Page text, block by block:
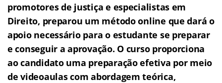
promotores de justiça e especialistas em
Direito, preparou um método online que dará o
apoio necessário para o estudante se preparar
e conseguir a aprovação. O curso proporciona
ao candidato uma preparação efetiva por meio
de videoaulas com abordagem teórica,